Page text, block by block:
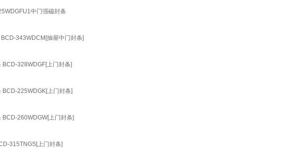
中门强磁封条
343WDCM[抽屉中门封条]
328WDGF[上门封条]
225WDGK[上门封条]
260WDGW[上门封条]
315TNGS[上门封条]